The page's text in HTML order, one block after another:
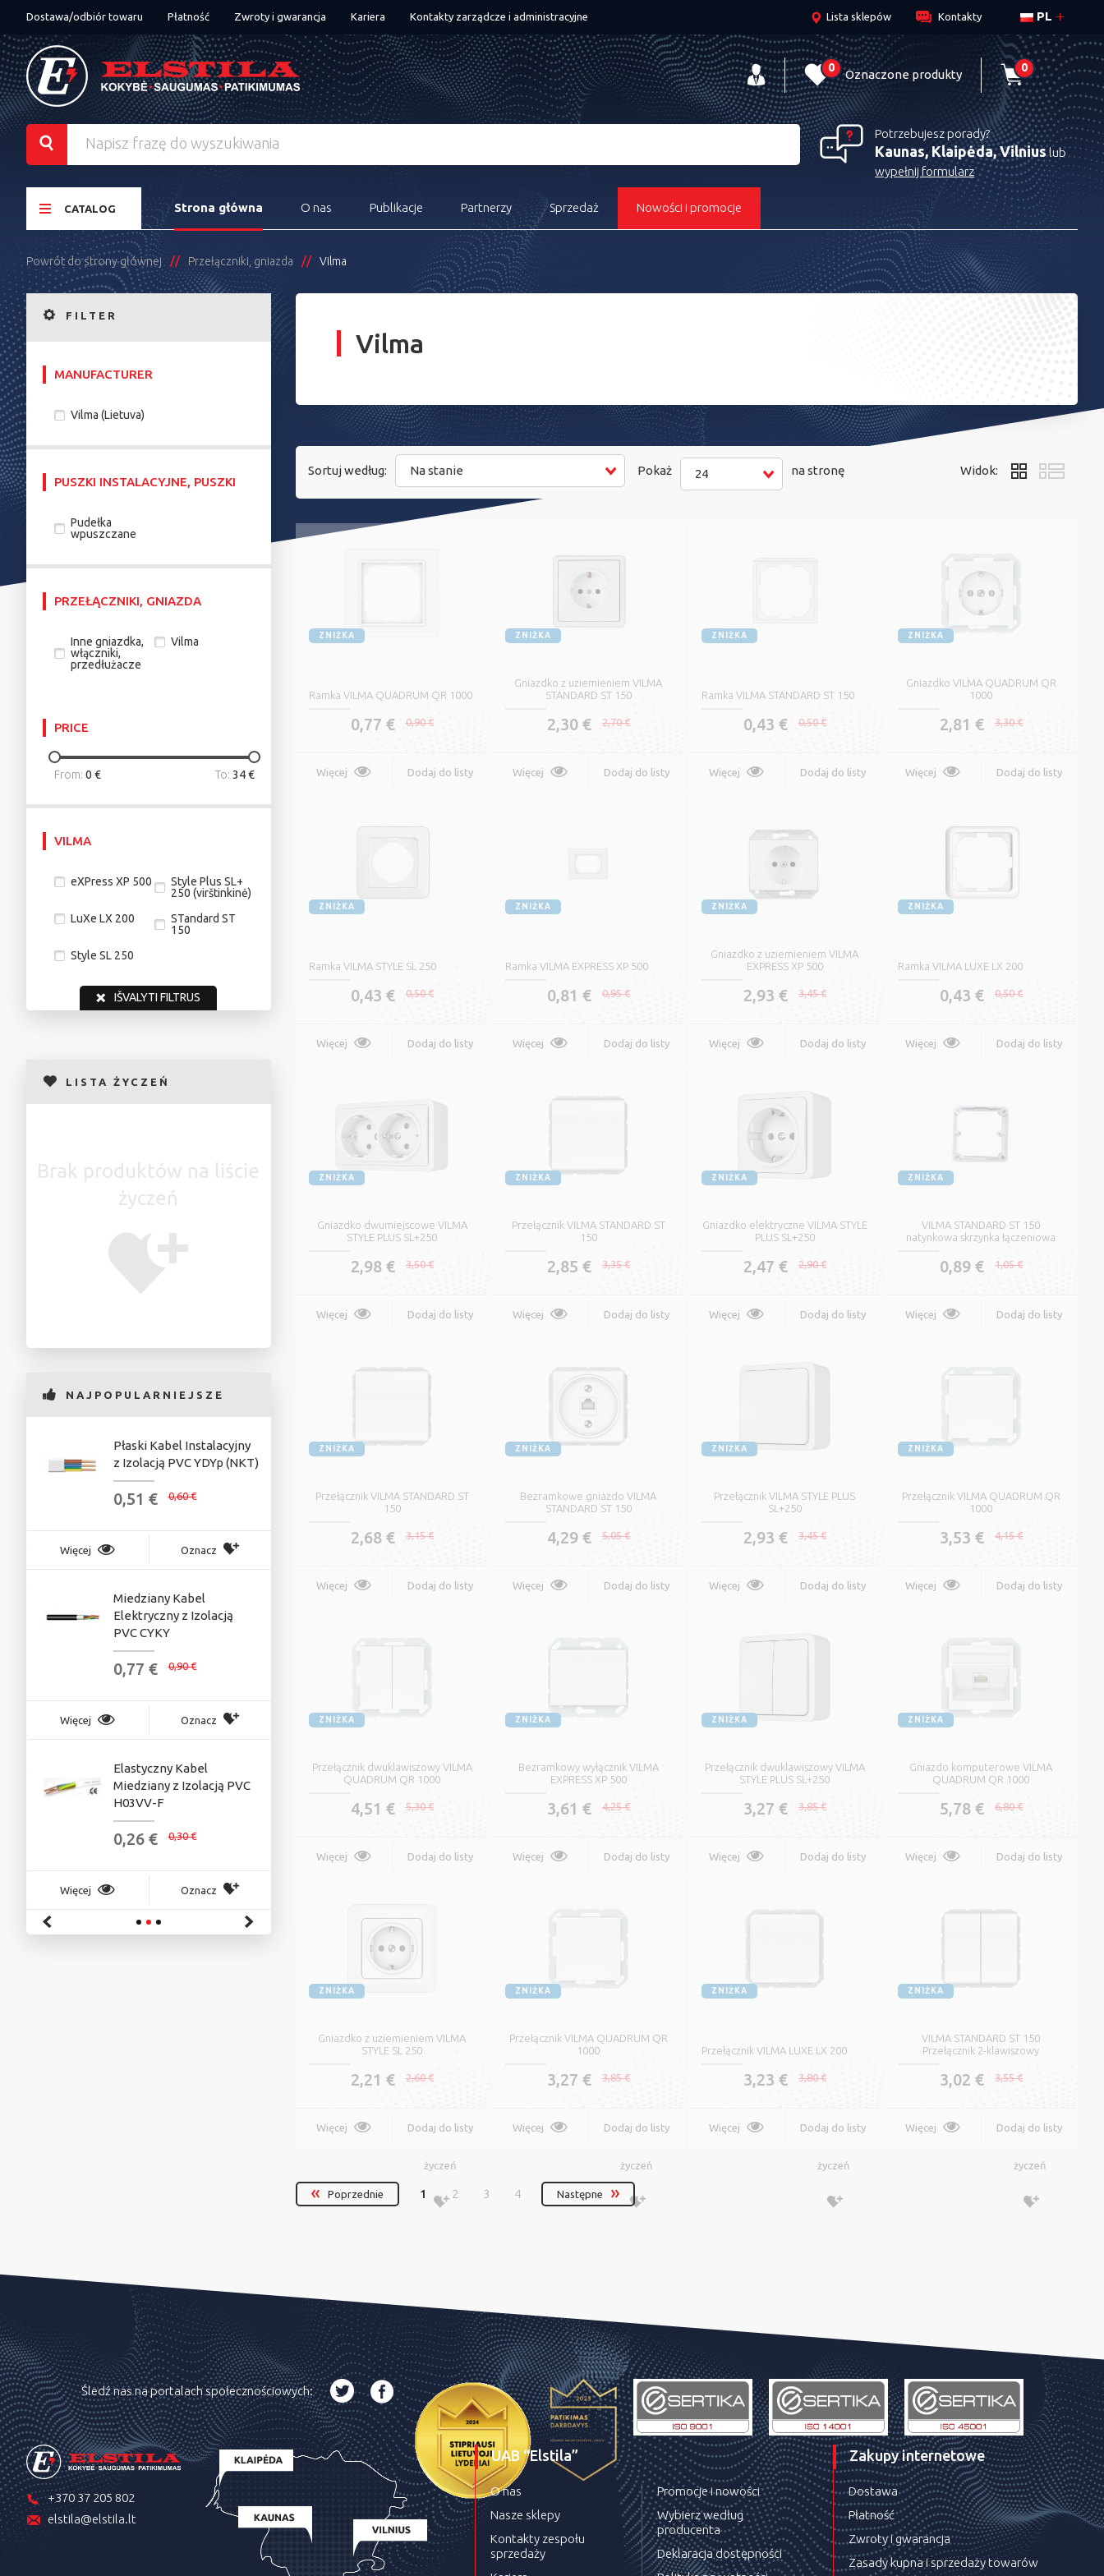
Dostawa/odbiór towaru Płatność Zwroty i gwarancja Kariera Kontakty zarządcze i administracyjne PL
Lista sklepów Kontakty
0 Oznaczone produkty 0
Potrzebujesz porady?
Kaunas, Klaipėda, Vilniuslub
wypełnij formularz
CATALOG Strona główna O nas Publikacje Partnerzy Sprzedaż Nowości i promocje
Powrót do strony głównej Przełączniki, gniazda Vilma
FILTER
MANUFACTURER
Vilma (Lietuva)
PUSZKI INSTALACYJNE, PUSZKI
Pudełka
wpuszczane
PRZEŁĄCZNIKI, GNIAZDA
Inne gniazdka,
włączniki,
przedłużacze
Vilma
PRICE
From: 0 € To: 34 €
VILMA
eXPress XP 500
Style Plus SL+
250 (virštinkinė)
LuXe LX 200
STandard ST
150
Style SL 250
IŠVALYTI FILTRUS
LISTA ŻYCZEŃ
Brak produktów na liście
życzeń
NAJPOPULARNIEJSZE
Płaski Kabel Instalacyjny
z Izolacją PVC YDYp (NKT)
0,51 € 0,60 €
Więcej Oznacz
Miedziany Kabel
Elektryczny z Izolacją
PVC CYKY
0,77 € 0,90 €
Więcej Oznacz
Elastyczny Kabel
Miedziany z Izolacją PVC
H03VV-F
0,26 € 0,30 €
Więcej Oznacz
ELPAR H05RR-F
0,51 €
Więcej
SCHNEIDER ELECTRIC
Uchwyt na kabel TC
0,09 €
Elastyczny jednożyłowy
0,21 €
wewnętrznego i
0,38 €
Elastyczny jednożyłowy
Więcej
Płaski Kabel Instalacyjny
0,51 € 0,60 €
Więcej Oznacz
Elastyczny Kabel
Miedziany z Izolacją PVC
Vilma
Sortuj według: Na stanie Widok:
Pokaż 24 na stronę
ZNIŻKA
Ramka VILMA QUADRUM QR 1000
0,77 € 0,90 €
Więcej Dodaj do listy
ZNIŻKA
Gniazdko z uziemieniem VILMA
STANDARD ST 150
2,30 € 2,70 €
Więcej Dodaj do listy
ZNIŻKA
Ramka VILMA STANDARD ST 150
0,43 € 0,50 €
Więcej Dodaj do listy
ZNIŻKA
Gniazdko VILMA QUADRUM QR
1000
2,81 € 3,30 €
Więcej Dodaj do listy
ZNIŻKA
Ramka VILMA STYLE SL 250
0,43 € 0,50 €
Więcej Dodaj do listy
ZNIŻKA
Ramka VILMA EXPRESS XP 500
0,81 € 0,95 €
Więcej Dodaj do listy
ZNIŻKA
Gniazdko z uziemieniem VILMA
EXPRESS XP 500
2,93 € 3,45 €
Więcej Dodaj do listy
ZNIŻKA
Ramka VILMA LUXE LX 200
0,43 € 0,50 €
Więcej Dodaj do listy
ZNIŻKA
Gniazdko dwumiejscowe VILMA
STYLE PLUS SL+250
2,98 € 3,50 €
Więcej Dodaj do listy
ZNIŻKA
Przełącznik VILMA STANDARD ST
150
2,85 € 3,35 €
Więcej Dodaj do listy
ZNIŻKA
Gniazdko elektryczne VILMA STYLE
PLUS SL+250
2,47 € 2,90 €
Więcej Dodaj do listy
ZNIŻKA
VILMA STANDARD ST 150
natynkowa skrzynka łączeniowa
0,89 € 1,05 €
Więcej Dodaj do listy
ZNIŻKA
Przełącznik VILMA STANDARD ST
150
2,68 € 3,15 €
Więcej Dodaj do listy
ZNIŻKA
Bezramkowe gniazdo VILMA
STANDARD ST 150
4,29 € 5,05 €
Więcej Dodaj do listy
ZNIŻKA
Przełącznik VILMA STYLE PLUS
SL+250
2,93 € 3,45 €
Więcej Dodaj do listy
ZNIŻKA
Przełącznik VILMA QUADRUM QR
1000
3,53 € 4,15 €
Więcej Dodaj do listy
ZNIŻKA
Przełącznik dwuklawiszowy VILMA
QUADRUM QR 1000
4,51 € 5,30 €
Więcej Dodaj do listy
ZNIŻKA
Bezramkowy wyłącznik VILMA
EXPRESS XP 500
3,61 € 4,25 €
Więcej Dodaj do listy
ZNIŻKA
Przełącznik dwuklawiszowy VILMA
STYLE PLUS SL+250
3,27 € 3,85 €
Więcej Dodaj do listy
ZNIŻKA
Gniazdo komputerowe VILMA
QUADRUM QR 1000
5,78 € 6,80 €
Więcej Dodaj do listy
ZNIŻKA
Gniazdko z uziemieniem VILMA
STYLE SL 250
2,21 € 2,60 €
Więcej Dodaj do listy
życzeń
ZNIŻKA
Przełącznik VILMA QUADRUM QR
1000
3,27 € 3,85 €
Więcej Dodaj do listy
życzeń
ZNIŻKA
Przełącznik VILMA LUXE LX 200
3,23 € 3,80 €
Więcej Dodaj do listy
życzeń
ZNIŻKA
VILMA STANDARD ST 150
Przełącznik 2-klawiszowy
3,02 € 3,55 €
Więcej Dodaj do listy
życzeń
Poprzednie 1 2 3 4 Następne
Śledź nas na portalach społecznościowych:
+370 37 205 802
elstila@elstila.lt
UAB “Elstila”
O nas
Nasze sklepy
Kontakty zespołu
sprzedaży
Promocje i nowości
Wybierz według
producenta
Deklaracja dostępności
Zakupy internetowe
Dostawa
Płatność
Zwroty i gwarancja
Zasady kupna i sprzedaży towarów